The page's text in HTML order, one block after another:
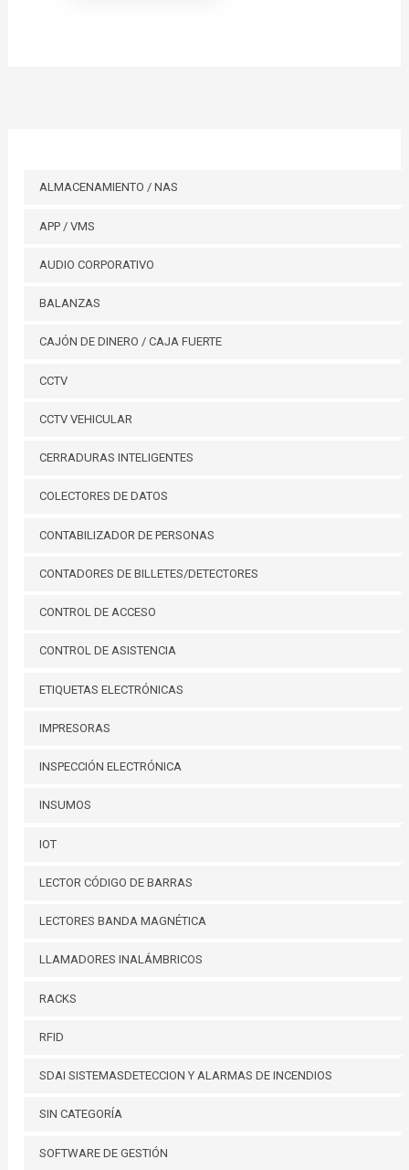
ALMACENAMIENTO / NAS
APP / VMS
AUDIO CORPORATIVO
BALANZAS
CAJÓN DE DINERO / CAJA FUERTE
CCTV
CCTV VEHICULAR
CERRADURAS INTELIGENTES
COLECTORES DE DATOS
CONTABILIZADOR DE PERSONAS
CONTADORES DE BILLETES/DETECTORES
CONTROL DE ACCESO
CONTROL DE ASISTENCIA
ETIQUETAS ELECTRÓNICAS
IMPRESORAS
INSPECCIÓN ELECTRÓNICA
INSUMOS
IOT
LECTOR CÓDIGO DE BARRAS
LECTORES BANDA MAGNÉTICA
LLAMADORES INALÁMBRICOS
RACKS
RFID
SDAI SISTEMASDETECCION Y ALARMAS DE INCENDIOS
SIN CATEGORÍA
SOFTWARE DE GESTIÓN